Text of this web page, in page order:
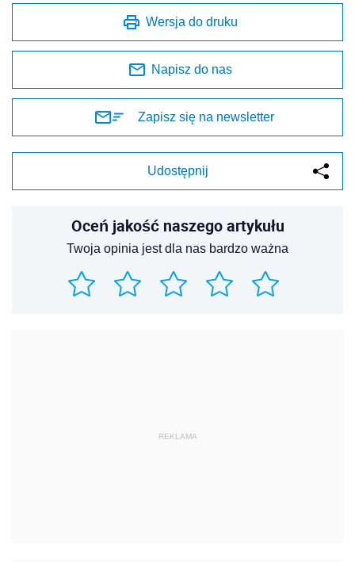
Wersja do druku
Napisz do nas
Zapisz się na newsletter
Udostępnij
Oceń jakość naszego artykułu
Twoja opinia jest dla nas bardzo ważna
REKLAMA